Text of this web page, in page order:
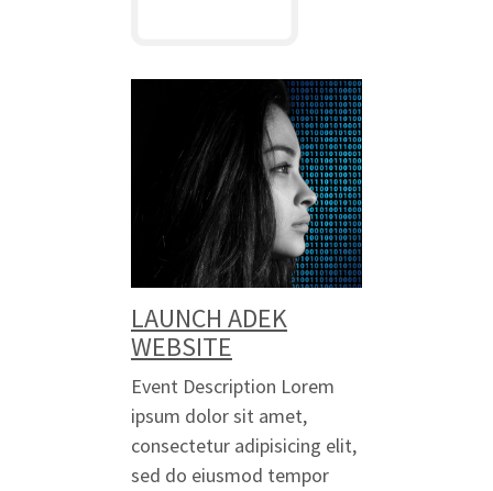
LAUNCH ADEK
WEBSITE
Event Description Lorem
ipsum dolor sit amet,
consectetur adipisicing elit,
sed do eiusmod tempor